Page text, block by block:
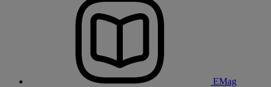
EMag